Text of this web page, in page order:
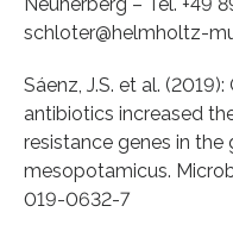
schloter@helmholtz-
Sáenz, J.S. et al.
antibiotics increased
resistance genes in the
mesopotamicus.
019-0632-7